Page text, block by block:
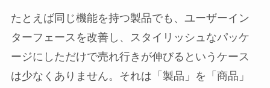
たとえば同じ機能を持つ製品でも、ユーザーイン
ターフェースを改善し、スタイリッシュなパッケ
ージにしただけで売れ行きが伸びるというケース
は少なくありません。それは「製品」を「商品」